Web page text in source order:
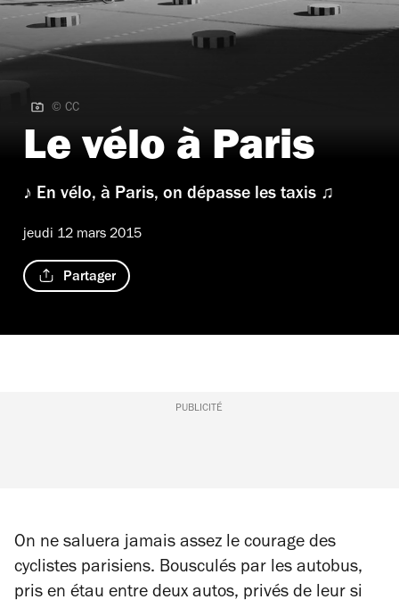
© CC
© CC
Le vélo à Paris
♪ En vélo, à Paris, on dépasse les taxis ♫
jeudi 12 mars 2015
Partager
PUBLICITÉ
On ne saluera jamais assez le courage des
cyclistes parisiens. Bousculés par les autobus,
pris en étau entre deux autos, privés de leur si